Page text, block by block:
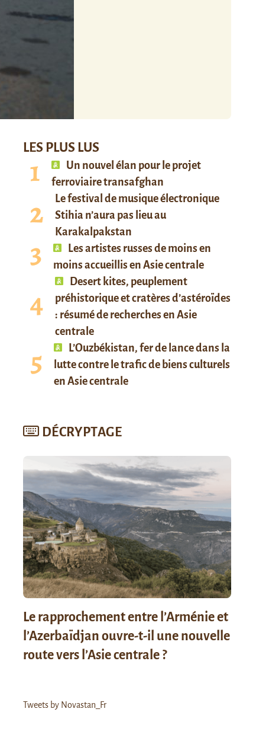
LES PLUS LUS
Un nouvel élan pour le projet
ferroviaire transafghan
Le festival de musique électronique
Stihia n’aura pas lieu au
Karakalpakstan
Les artistes russes de moins en
moins accueillis en Asie centrale
Desert kites, peuplement
préhistorique et cratères d’astéroïdes
: résumé de recherches en Asie
centrale
L’Ouzbékistan, fer de lance dans la
lutte contre le trafic de biens culturels
en Asie centrale
DÉCRYPTAGE
Le rapprochement entre l’Arménie et
l’Azerbaïdjan ouvre-t-il une nouvelle
route vers l’Asie centrale ?
Tweets by Novastan_Fr